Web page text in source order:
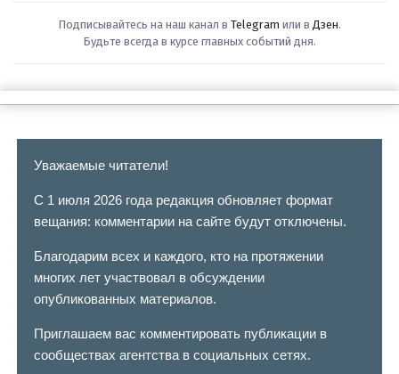
Подписывайтесь на наш канал в Telegram или в Дзен.
Будьте всегда в курсе главных событий дня.
Уважаемые читатели!
С 1 июля 2026 года редакция обновляет формат
вещания: комментарии на сайте будут отключены.
Благодарим всех и каждого, кто на протяжении
многих лет участвовал в обсуждении
опубликованных материалов.
Приглашаем вас комментировать публикации в
сообществах агентства в социальных сетях.